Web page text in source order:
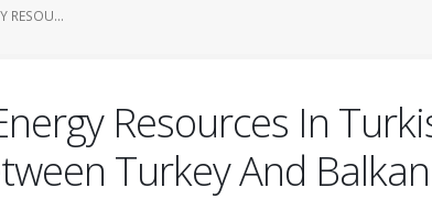
RESOU...
Resources In
Turkey And